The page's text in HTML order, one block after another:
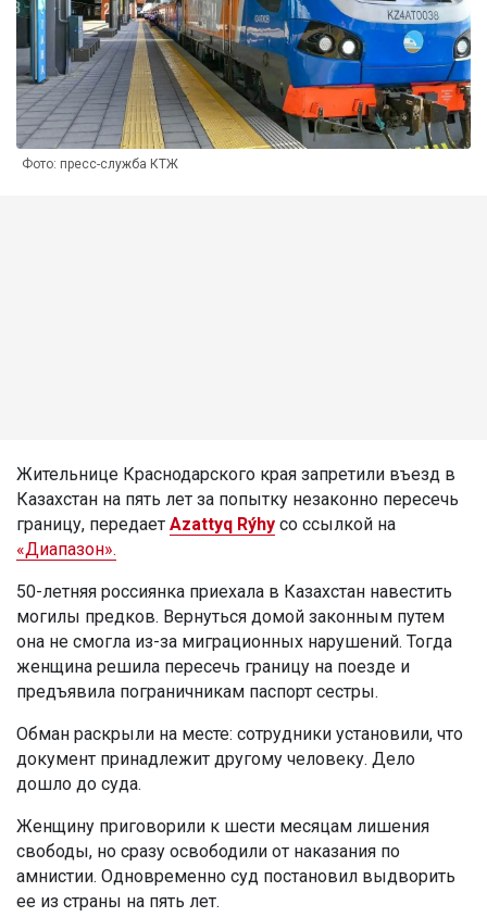
Фото: пресс-служба КТЖ
Жительнице Краснодарского края запретили въезд в
Казахстан на пять лет за попытку незаконно пересечь
границу, передает Azattyq Rýhy со ссылкой на
«Диапазон».
50-летняя россиянка приехала в Казахстан навестить
могилы предков. Вернуться домой законным путем
она не смогла из-за миграционных нарушений. Тогда
женщина решила пересечь границу на поезде и
предъявила пограничникам паспорт сестры.
Обман раскрыли на месте: сотрудники установили, что
документ принадлежит другому человеку. Дело
дошло до суда.
Женщину приговорили к шести месяцам лишения
свободы, но сразу освободили от наказания по
амнистии. Одновременно суд постановил выдворить
ее из страны на пять лет.